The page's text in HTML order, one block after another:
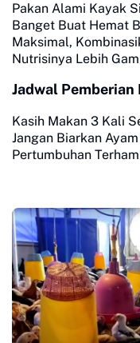
Pakan Alami Kayak
Banget Buat Hemat
Maksimal,
Nutrisinya Lebih
Jadwal Pemberian
Kasih Makan 3 Kali
Jangan Biarkan
Pertumbuhan